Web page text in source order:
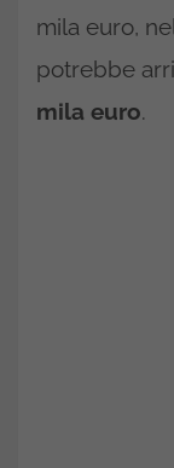
mila euro,
potrebbe
mila euro.